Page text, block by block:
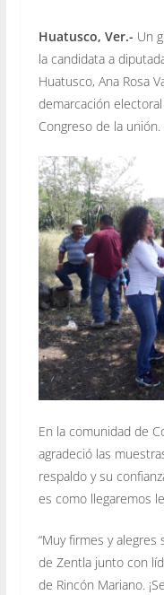
Huatusco, Ver.- Un
la candidata a
Huatusco, Ana Rosa
demarcación
Congreso de la unión.
En la comunidad de
agradeció las
respaldo y su
es como llegaremos
“Muy firmes y
de Zentla junto con
de Rincón Mariano.